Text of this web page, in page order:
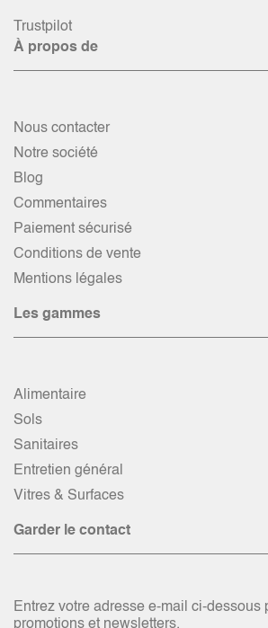
Trustpilot
À propos de
Nous contacter
Notre société
Blog
Commentaires
Paiement sécurisé
Conditions de vente
Mentions légales
Les gammes
Alimentaire
Sols
Sanitaires
Entretien général
Vitres & Surfaces
Garder le contact
Entrez votre adresse e-mail ci-dessous
promotions et newsletters.